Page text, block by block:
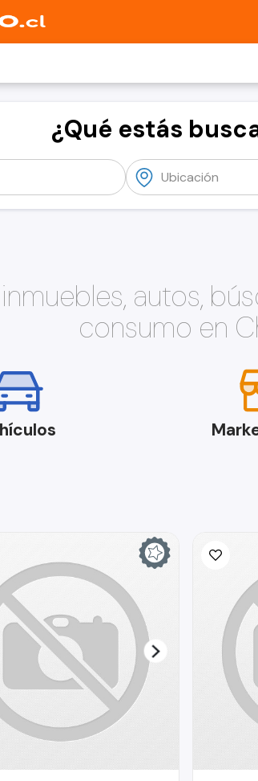
¿Qué estás
autos,
consumo en